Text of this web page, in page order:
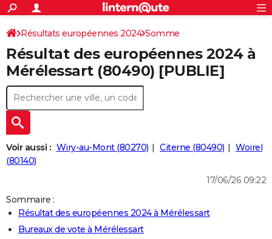
ACTUALITÉS
Politique
Société
Faits Divers
Education
Monde
Villes
+
SPORT
Coupe du monde 2026
Football
Tennis
Cyclisme
Rugby
Forum
CULTURE
Programme TV
TNT
Streaming
Cinéma
Sorties cinéma
Musique
+
FINANCE
Retraite
Impôts
Epargne
Immobilier
Risques naturels par ville
Banque
Assurance
Crédit
AUTO
Essais
Réserver un essai
Citadines
Berlines
SUV
Forum auto
+
HIGH-TECH
Mobiles
Meilleur smartphone
Internet
Ordinateurs
Jeux vidéo
Guide high-tech
+
BRICOLAGE
Guides de France
Escapades
Patrimoine
Expositions
Musées
Week-end nature
LIFESTYLE
Art de vivre
Bien-être
Loisirs
Mode
Modes de vie
S'inscrire
Connexion
Résultats européennes 2024 Somme
Résultat des européennes 2024 à
Mérélessart (80490) [PUBLIE]
Voir aussi : Wiry-au-Mont (80270) Citerne (80490)
Woirel
(80140)
17/06/26 09:22
Sommaire :
Résultat des européennes 2024 à Mérélessart
Bureaux de vote à Mérélessart